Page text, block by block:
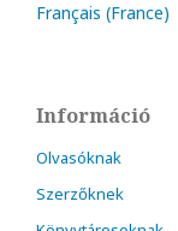
Français (France)
Információ
Olvasóknak
Szerzőknek